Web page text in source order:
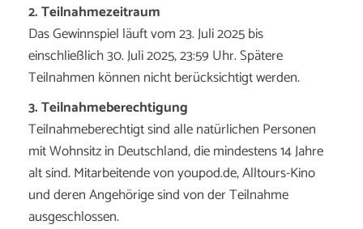
2. Teilnahmezeitraum
Das Gewinnspiel läuft vom 23. Juli 2025 bis
einschließlich 30. Juli 2025, 23:59 Uhr. Spätere
Teilnahmen können nicht berücksichtigt werden.
3. Teilnahmeberechtigung
Teilnahmeberechtigt sind alle natürlichen Personen
mit Wohnsitz in Deutschland, die mindestens 14 Jahre
alt sind. Mitarbeitende von youpod.de, Alltours-Kino
und deren Angehörige sind von der Teilnahme
ausgeschlossen.